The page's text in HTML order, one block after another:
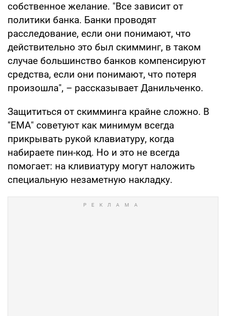
собственное желание. "Все зависит от
политики банка. Банки проводят
расследование, если они понимают, что
действительно это был скимминг, в таком
случае большинство банков компенсируют
средства, если они понимают, что потеря
произошла", – рассказывает Данильченко.
Защититься от скимминга крайне сложно. В
"ЕМА" советуют как минимум всегда
прикрывать рукой клавиатуру, когда
набираете пин-код. Но и это не всегда
помогает: на кливиатуру могут наложить
специальную незаметную накладку.